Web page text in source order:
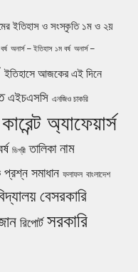
ইতিহাস ও সংস্কৃতি ১ম ও ২য়
অনার্স – ইতিহাস ১ম বর্ষ অনার্স –
ইতিহাসে আজকের এই দিনে
এইচএসসি এনজিও চাকরি
কারেন্ট অ্যাফেয়ার্স
ডিগ্রী তালিকা নাম
প্রশ্ন সমাধান ফলাফল বাংলাদেশ
বেসরকারি
রিপোর্ট সরকারি